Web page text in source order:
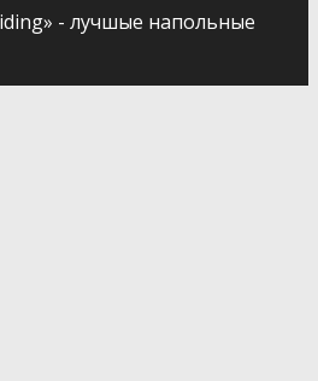
- лучшые напольные